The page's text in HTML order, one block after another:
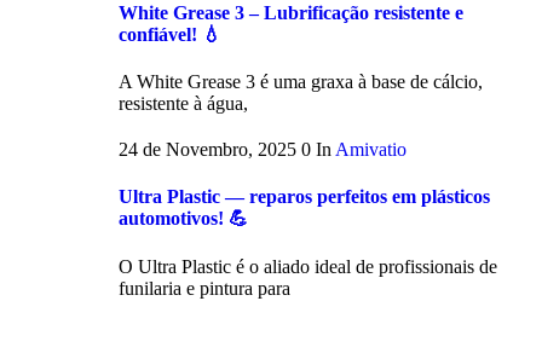
White Grease 3 – Lubrificação resistente e
confiável! 💧
A White Grease 3 é uma graxa à base de cálcio,
resistente à água,
24 de Novembro, 2025 0 In Amivatio
Ultra Plastic — reparos perfeitos em plásticos
automotivos! 💪
O Ultra Plastic é o aliado ideal de profissionais de
funilaria e pintura para